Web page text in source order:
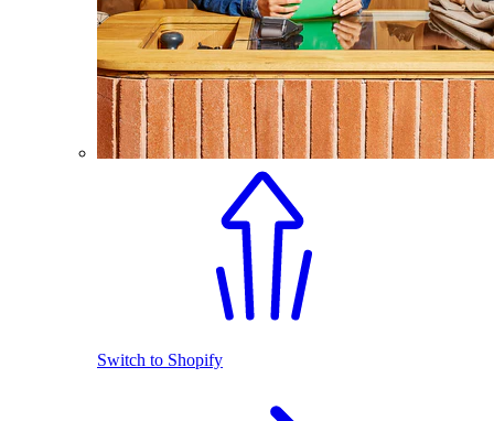
Switch to Shopify